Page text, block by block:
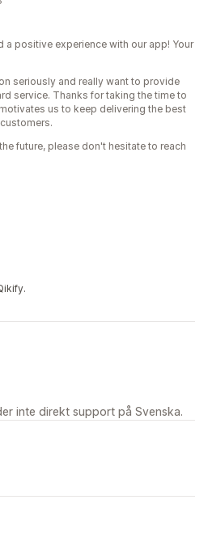
a positive experience with our app! Your
seriously and really want to provide
service. Thanks for taking the time to
us to keep delivering the best
future, please don't hesitate to reach
inte direkt support på Svenska.